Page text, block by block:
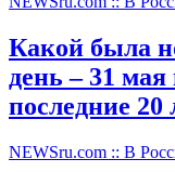
Какой была
день – 31
последние 20
NEWSru.com :: В